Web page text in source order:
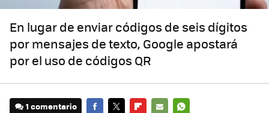
En lugar de enviar códigos de seis dígitos
por mensajes de texto, Google apostará
por el uso de códigos QR
1 comentario